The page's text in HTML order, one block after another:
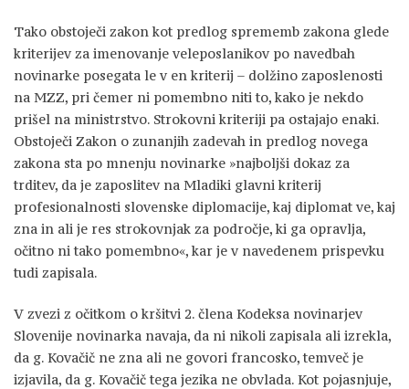
Tako obstoječi zakon kot predlog sprememb zakona glede
kriterijev za imenovanje veleposlanikov po navedbah
novinarke posegata le v en kriterij – dolžino zaposlenosti
na MZZ, pri čemer ni pomembno niti to, kako je nekdo
prišel na ministrstvo. Strokovni kriteriji pa ostajajo enaki.
Obstoječi Zakon o zunanjih zadevah in predlog novega
zakona sta po mnenju novinarke »najboljši dokaz za
trditev, da je zaposlitev na Mladiki glavni kriterij
profesionalnosti slovenske diplomacije, kaj diplomat ve, kaj
zna in ali je res strokovnjak za področje, ki ga opravlja,
očitno ni tako pomembno«, kar je v navedenem prispevku
tudi zapisala.
V zvezi z očitkom o kršitvi 2. člena Kodeksa novinarjev
Slovenije novinarka navaja, da ni nikoli zapisala ali izrekla,
da g. Kovačič ne zna ali ne govori francosko, temveč je
izjavila, da g. Kovačič tega jezika ne obvlada. Kot pojasnjuje,